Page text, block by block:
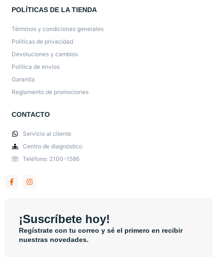
POLÍTICAS DE LA TIENDA
Términos y condiciones generales
Políticas de privacidad
Devoluciones y cambios
Política de envíos
Garantía
Reglamento de promociones
CONTACTO
Servicio al cliente
Centro de diagnóstico
Teléfono: 2100-1586
¡Suscríbete hoy!
Regístrate con tu correo y sé el primero en recibir
nuestras novedades.